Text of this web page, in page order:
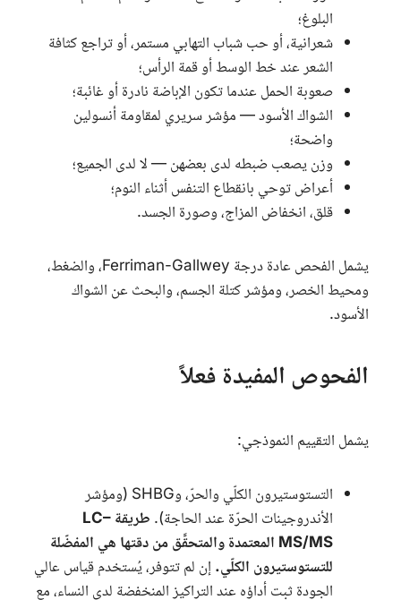
البلوغ؛
شعرانية، أو حب شباب التهابي مستمر، أو تراجع كثافة
الشعر عند خط الوسط أو قمة الرأس؛
صعوبة الحمل عندما تكون الإباضة نادرة أو غائبة؛
الشواك الأسود — مؤشر سريري لمقاومة أنسولين
واضحة؛
وزن يصعب ضبطه لدى بعضهن — لا لدى الجميع؛
أعراض توحي بانقطاع التنفس أثناء النوم؛
قلق، انخفاض المزاج، وصورة الجسد.
يشمل الفحص عادة درجة Ferriman-Gallwey، والضغط،
ومحيط الخصر، ومؤشر كتلة الجسم، والبحث عن الشواك
الأسود.
الفحوص المفيدة فعلاً
يشمل التقييم النموذجي:
التستوستيرون الكلّي والحرّ، وSHBG (ومؤشر
الأندروجينات الحرّة عند الحاجة).
طريقة LC–
MS/MS المعتمدة والمتحقَّق من دقتها هي المفضّلة
للتستوستيرون الكلّي.إن لم تتوفر، يُستخدم قياس عالي
الجودة ثبت أداؤه عند التراكيز المنخفضة لدى النساء، مع